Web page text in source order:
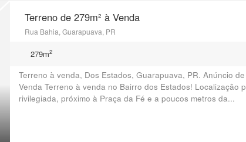
Terreno de 279m² à Venda
Rua Bahia, Guarapuava, PR
279m2
Terreno à venda, Dos Estados, Guarapuava, PR. Anúncio de
Venda Terreno à venda no Bairro dos Estados! Localização p
rivilegiada, próximo à Praça da Fé e a poucos metros da...